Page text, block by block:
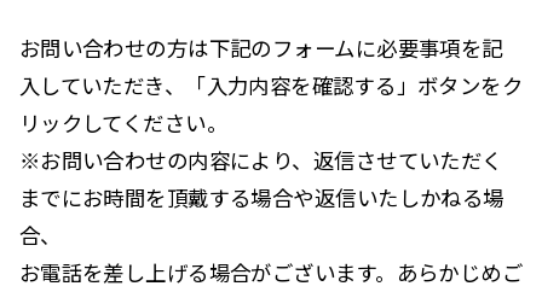
お問い合わせの方は下記のフォームに必要事項を記
入していただき、「入力内容を確認する」ボタンをク
リックしてください。
※お問い合わせの内容により、返信させていただく
までにお時間を頂戴する場合や返信いたしかねる場
合、
お電話を差し上げる場合がございます。あらかじめご